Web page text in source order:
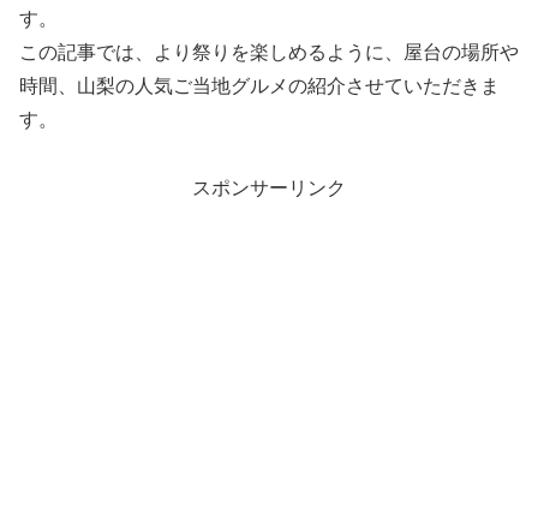
す。
この記事では、より祭りを楽しめるように、屋台の場所や
時間、山梨の人気ご当地グルメの紹介させていただきま
す。
スポンサーリンク